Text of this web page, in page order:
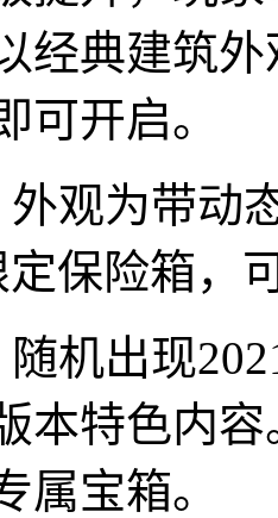
经典建筑
可开启。
观为带动
保险箱，
机出现
本特色内
属宝箱。